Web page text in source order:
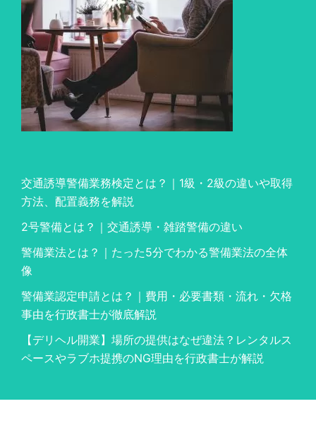
交通誘導警備業務検定とは？｜1級・2級の違いや取得
方法、配置義務を解説
2号警備とは？｜交通誘導・雑踏警備の違い
警備業法とは？｜たった5分でわかる警備業法の全体
像
警備業認定申請とは？｜費用・必要書類・流れ・欠格
事由を行政書士が徹底解説
【デリヘル開業】場所の提供はなぜ違法？レンタルス
ペースやラブホ提携のNG理由を行政書士が解説